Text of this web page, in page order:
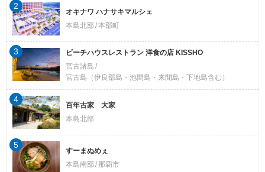
オキナワ ハナサキマルシェ
本島北部 本部町
2
ビーチハウスレストラン 洋食の店 KISSHO
宮古諸島
宮古島（伊良部島・池間島・来間島・下地島含む）
3
百年古家 大家
本島北部
4
すーまぬめぇ
本島南部
那覇市
5